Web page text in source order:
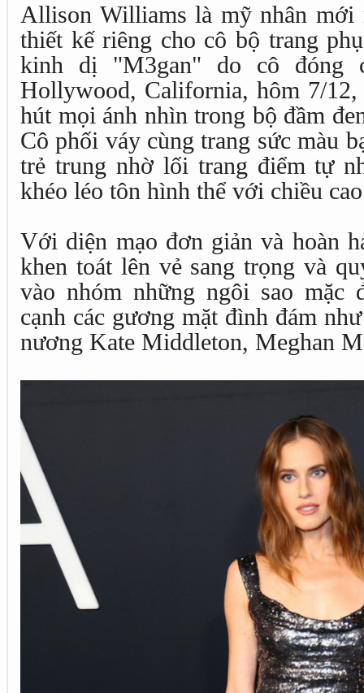
Allison Williams là mỹ nhân mới
thiết kế riêng cho cô bộ trang
kinh dị "M3gan" do cô đóng
Hollywood, California, hôm 7/
hút mọi ánh nhìn trong bộ đầm
Cô phối váy cùng trang sức màu
trẻ trung nhờ lối trang điểm tự
khéo léo tôn hình thể với chiều
Với diện mạo đơn giản và hoàn
khen toát lên vẻ sang trọng và
vào nhóm những ngôi sao mặc
cạnh các gương mặt đình đám
nương Kate Middleton, Meghan